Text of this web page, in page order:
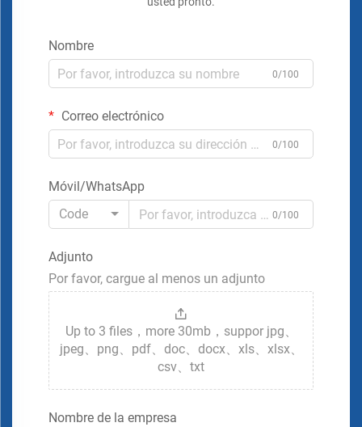
Nombre
0/100
Correo electrónico
0/100
Móvil/WhatsApp
Code
0/100
Adjunto
Por favor, cargue al menos un adjunto
Up to 3 files，more 30mb，suppor jpg、
jpeg、png、pdf、doc、docx、xls、xlsx、
csv、txt
Nombre de la empresa